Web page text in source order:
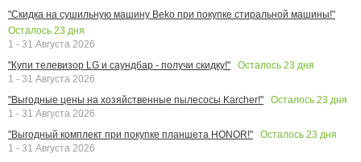
"Скидка на сушильную машину Beko при покупке стиральной машины!"
Осталось 23 дня
1 - 31 Августа 2026
"Купи телевизор LG и саундбар - получи скидку!"
Осталось 23 дня
1 - 31 Августа 2026
"Выгодные цены на хозяйственные пылесосы Karcher!"
Осталось 23 дня
1 - 31 Августа 2026
"Выгодный комплект при покупке планшета HONOR!"
Осталось 23 дня
1 - 31 Августа 2026